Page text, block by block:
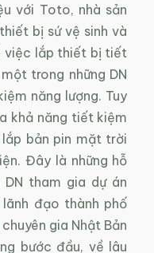
với Toto, nhà sản
bị sứ vệ sinh và
việc lắp thiết bị tiết
trong những DN
năng lượng. Tuy
khả năng tiết kiệm
lắp bản pin mặt trời
Đây là những hỗ
tham gia dự án
đạo thành phố
gia Nhật Bản
bước đầu, về lâu